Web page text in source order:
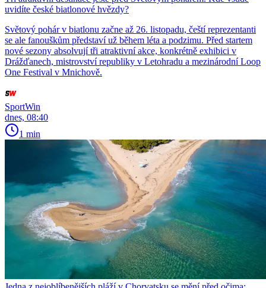
uvidíte české biatlonové hvězdy?
Světový pohár v biatlonu začne až 26. listopadu, čeští reprezentanti
se ale fanouškům představí už během léta a podzimu. Před startem
nové sezony absolvují tři atraktivní akce, konkrétně exhibici v
Drážďanech, mistrovství republiky v Letohradu a mezinárodní Loop
One Festival v Mnichově.
SportWin
dnes, 08:40
1 min